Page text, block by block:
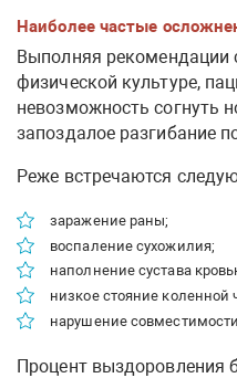
Наиболее частые
Выполняя рекомендации
физической культуре,
невозможность согнуть
запоздалое разгибание
Реже встречаются
заражение раны;
воспаление сухожилия;
наполнение сустава
низкое стояние коленной
нарушение
Процент выздоровления